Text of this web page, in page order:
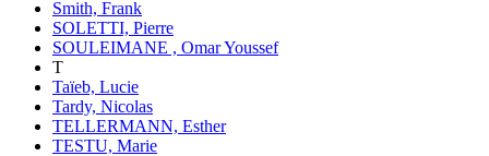
Smith, Frank
SOLETTI, Pierre
SOULEIMANE , Omar Youssef
T
Taïeb, Lucie
Tardy, Nicolas
TELLERMANN, Esther
TESTU, Marie